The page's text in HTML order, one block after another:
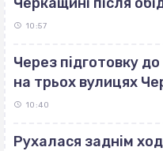
10:57
Через підготовку
на трьох вулицях
10:40
Рухалася заднім